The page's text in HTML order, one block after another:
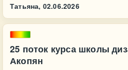
Татьяна, 02.06.2026
25 поток курса школы
Акопян